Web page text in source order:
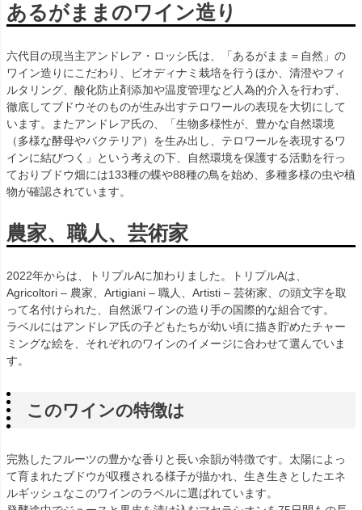
あるがままのワイン造り
六代目の現当主アンドレア・ロッシ氏は、「あるがまま＝自然」の
ワイン造りにこだわり、ビオディナミ栽培を行うほか、清澄やフィ
ルタリング、酸化防止剤添加や温度管理など人為的介入を行わず、
徹底してブドウそのものが生み出すテロワールの表現を大切にして
います。またアンドレア氏の、「生物多様性が、豊かな自然環境
（多様な酵母やバクテリア）を生み出し、テロワールを表現するワ
インに結びつく」という考えの下、自然環境を保護する活動を行っ
ておりブドウ畑には133種の蝶や88種の鳥を始め、多種多様の虫や植
物が確認されています。
農家、職人、芸術家
2022年からは、トリプルAに加わりました。トリプルAは、
Agricoltori ‒ 農家、Artigiani ‒ 職人、Artisti ‒ 芸術家、の頭文字を取
って名付けられた、自然派ワインの造り手の国際的な組合です。
ラベルにはアンドレア氏の子どもたちが幼い頃に描き貯めたチャー
ミングな絵を、それぞれのワインのイメージに合わせて選んでいま
す。
このワインの特徴は
完熟したフルーツの豊かな香りと長い余韻が特徴です。太陽によっ
て育まれたブドウが収穫される様子が描かれ、生き生きとしたエネ
ルギッシュなこのワインのラベルに選ばれています。